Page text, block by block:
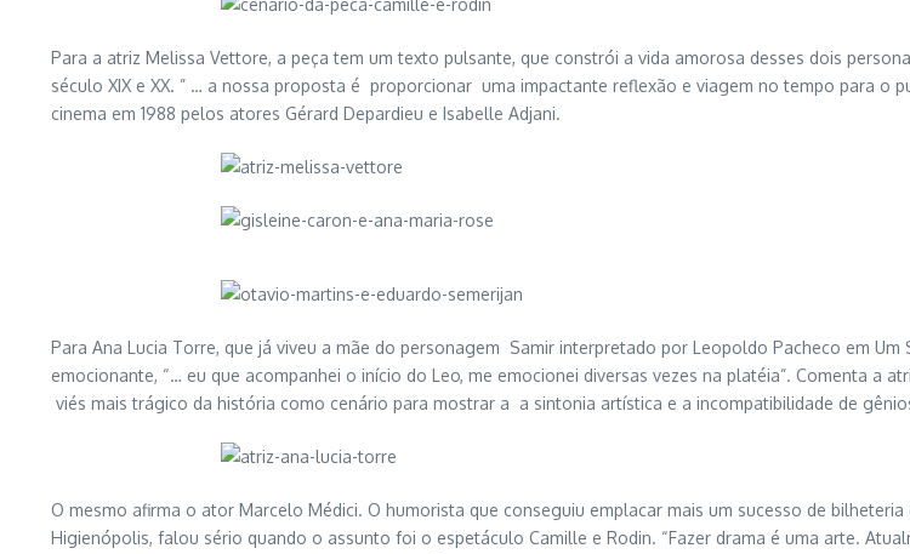
Para a atriz Melissa Vettore, a peça tem um texto pulsante, que constrói a vida amorosa desses dois
século XIX e XX. ” … a nossa proposta é proporcionar uma impactante reflexão e viagem no tempo para o
cinema em 1988 pelos atores Gérard Depardieu e Isabelle Adjani.
Para Ana Lucia Torre, que já viveu a mãe do personagem Samir interpretado por Leopoldo Pacheco em
emocionante, “… eu que acompanhei o início do Leo, me emocionei diversas vezes na platéia”. Comenta a
viés mais trágico da história como cenário para mostrar a a sintonia artística e a incompatibilidade de
O mesmo afirma o ator Marcelo Médici. O humorista que conseguiu emplacar mais um sucesso de bilheteria
Higienópolis, falou sério quando o assunto foi o espetáculo Camille e Rodin. “Fazer drama é uma arte.